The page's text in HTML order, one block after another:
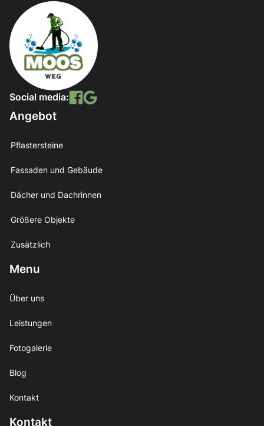
Social media:
Angebot
Pflastersteine
Fassaden und Gebäude
Dächer und Dachrinnen
Größere Objekte
Zusätzlich
Menu
Über uns
Leistungen
Fotogalerie
Blog
Kontakt
Kontakt